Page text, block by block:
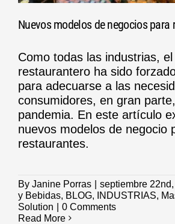
Nuevos modelos de negocios para
Como todas las industrias,
restaurantero ha sido
para adecuarse a las
consumidores, en gran
pandemia. En este artículo
nuevos modelos de negocio
restaurantes.
By Janine Porras septiembre
y Bebidas, BLOG, INDUSTRIAS,
Solution
0 Comments
Read More